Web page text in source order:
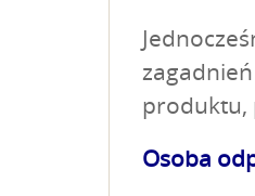
produktu,
Osoba